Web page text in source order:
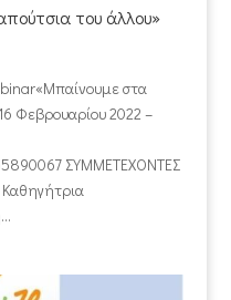
του άλλου»
στα
Φεβρουαρίου 2022 –
ΣΥΜΜΕΤΕΧΟΝΤΕΣ